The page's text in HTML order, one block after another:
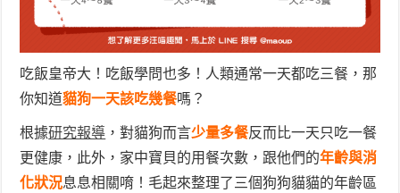
吃飯皇帝大！吃飯學問也多！人類通常一天都吃三餐，那
你知道貓狗一天該吃幾餐嗎？
根據研究報導 ，對貓狗而言少量多餐反而比一天只吃一餐
更健康，此外，家中寶貝的用餐次數，跟他們的年齡與消
化狀況息息相關唷！毛起來整理了三個狗狗貓貓的年齡區